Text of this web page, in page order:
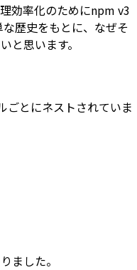
効率化のためにnpm v3
歴史をもとに、なぜそ
と思います。
ごとにネストされていま
ました。